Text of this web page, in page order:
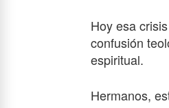
Hoy esa
confusión
espiritual.
Hermanos,